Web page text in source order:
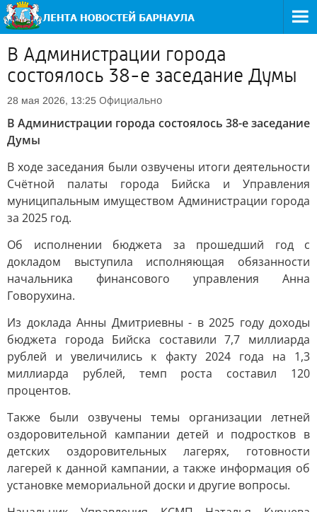
В Администрации города
состоялось 38-е заседание Думы
28 мая 2026, 13:25 Официально
В Администрации города состоялось 38-е заседание
Думы
В ходе заседания были озвучены итоги деятельности
Счётной палаты города Бийска и Управления
муниципальным имуществом Администрации города
за 2025 год.
Об исполнении бюджета за прошедший год с
докладом выступила исполняющая обязанности
начальника финансового управления Анна
Говорухина.
Из доклада Анны Дмитриевны - в 2025 году доходы
бюджета города Бийска составили 7,7 миллиарда
рублей и увеличились к факту 2024 года на 1,3
миллиарда рублей, темп роста составил 120
процентов.
Также были озвучены темы организации летней
оздоровительной кампании детей и подростков в
детских оздоровительных лагерях, готовности
лагерей к данной кампании, а также информация об
установке мемориальной доски и другие вопросы.